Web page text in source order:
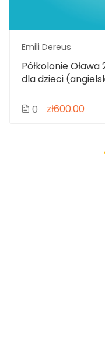
Emili Dereus
Półkolonie
dla dzieci
0 zł600.00